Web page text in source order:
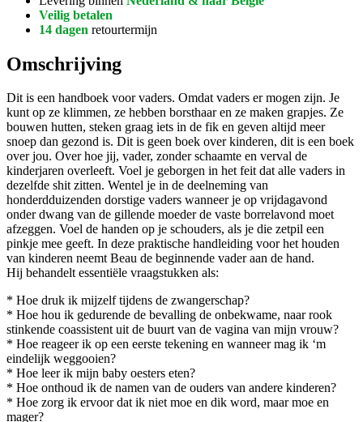
Veilig betalen
14 dagen retourtermijn
Omschrijving
Dit is een handboek voor vaders. Omdat vaders er mogen zijn. Je
kunt op ze klimmen, ze hebben borsthaar en ze maken grapjes. Ze
bouwen hutten, steken graag iets in de fik en geven altijd meer
snoep dan gezond is. Dit is geen boek over kinderen, dit is een boek
over jou. Over hoe jij, vader, zonder schaamte en verval de
kinderjaren overleeft. Voel je geborgen in het feit dat alle vaders in
dezelfde shit zitten. Wentel je in de deelneming van
honderdduizenden dorstige vaders wanneer je op vrijdagavond
onder dwang van de gillende moeder de vaste borrelavond moet
afzeggen. Voel de handen op je schouders, als je die zetpil een
pinkje mee geeft. In deze praktische handleiding voor het houden
van kinderen neemt Beau de beginnende vader aan de hand.
Hij behandelt essentiële vraagstukken als:
* Hoe druk ik mijzelf tijdens de zwangerschap?
* Hoe hou ik gedurende de bevalling de onbekwame, naar rook
stinkende coassistent uit de buurt van de vagina van mijn vrouw?
* Hoe reageer ik op een eerste tekening en wanneer mag ik ‘m
eindelijk weggooien?
* Hoe leer ik mijn baby oesters eten?
* Hoe onthoud ik de namen van de ouders van andere kinderen?
* Hoe zorg ik ervoor dat ik niet moe en dik word, maar moe en
mager?